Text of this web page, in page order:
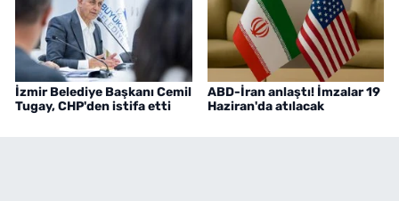
İzmir Belediye Başkanı Cemil
Tugay, CHP'den istifa etti
ABD-İran anlaştı! İmzalar 19
Haziran'da atılacak